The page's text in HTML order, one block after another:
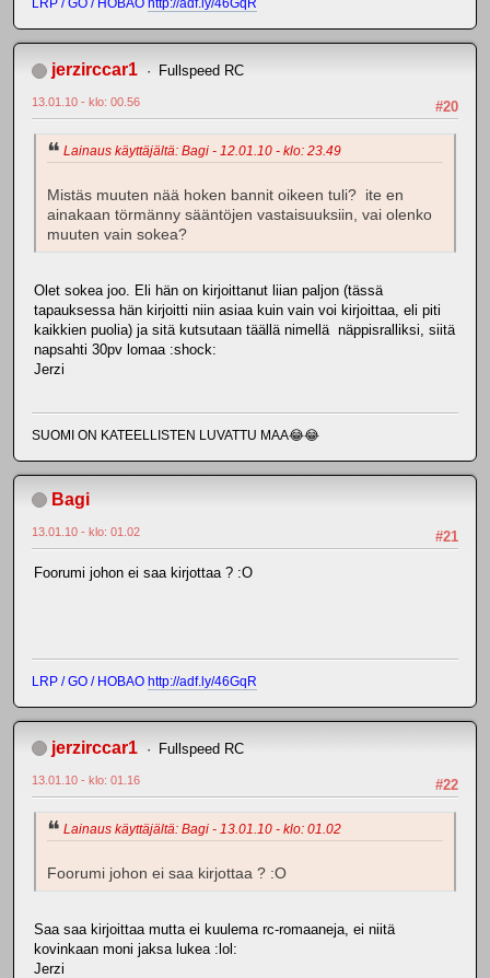
LRP / GO / HOBAO http://adf.ly/46GqR
jerzirccar1 Fullspeed RC
#20
13.01.10 - klo: 00.56
Lainaus käyttäjältä: Bagi - 12.01.10 - klo: 23.49
Mistäs muuten nää hoken bannit oikeen tuli? ite en
ainakaan törmänny sääntöjen vastaisuuksiin, vai olenko
muuten vain sokea?
Olet sokea joo. Eli hän on kirjoittanut liian paljon (tässä
tapauksessa hän kirjoitti niin asiaa kuin vain voi kirjoittaa, eli piti
kaikkien puolia) ja sitä kutsutaan täällä nimellä näppisralliksi, siitä
napsahti 30pv lomaa :shock:
Jerzi
SUOMI ON KATEELLISTEN LUVATTU MAA😂😂
Bagi
#21
13.01.10 - klo: 01.02
Foorumi johon ei saa kirjottaa ? :O
LRP / GO / HOBAO http://adf.ly/46GqR
jerzirccar1 Fullspeed RC
#22
13.01.10 - klo: 01.16
Lainaus käyttäjältä: Bagi - 13.01.10 - klo: 01.02
Foorumi johon ei saa kirjottaa ? :O
Saa saa kirjoittaa mutta ei kuulema rc-romaaneja, ei niitä
kovinkaan moni jaksa lukea :lol:
Jerzi